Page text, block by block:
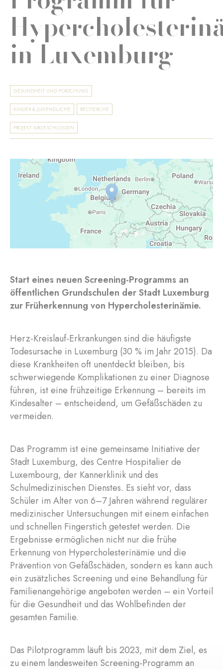
in Luxemburg
GESUNDHEIT UND FORSCHUNG
KINDER & JUGENDLICHE RECHERCHE
PROJEKT ABGESCHLOSSEN
Start eines neuen Screening-Programms an
öffentlichen Grundschulen der Stadt Luxemburg
zur Früherkennung von Hypercholesterinämie.
Herz-Kreislauf-Erkrankungen sind die häufigste
Todesursache in Luxemburg (30 % im Jahr 2015). Da
diese Krankheiten oft unentdeckt bleiben, bis
schwerwiegende Komplikationen zu einer Diagnose
führen, ist eine frühzeitige Erkennung – bereits im
Kindesalter – entscheidend, um Gefäßschäden zu
vermeiden.
Das Programm ist eine gemeinsame Initiative der
Stadt Luxemburg, des Centre Hospitalier de
Luxembourg, der Kannerklinik und des
Schulmedizinischen Dienstes. Es sieht vor, dass
Schüler im Alter von 6–7 Jahren während regulärer
medizinischer Untersuchungen mit einem einfachen
und schnellen Fingerstich getestet werden. Die
Ergebnisse ermöglichen nicht nur die frühe
Erkennung von Hypercholesterinämie und die
Prävention von Gefäßschäden, sondern es kann auch
ein zusätzliches Screening und eine Behandlung für
Familienangehörige angeboten werden – ein Vorteil
für die Gesundheit und das Wohlbefinden der
gesamten Familie.
Das Pilotprogramm läuft bis 2023, mit dem Ziel, es
zu einem landesweiten Screening-Programm an